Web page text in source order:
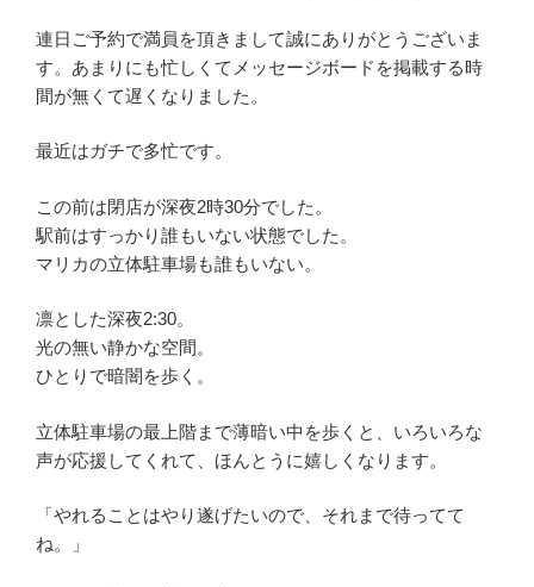
連日ご予約で満員を頂きまして誠にありがとうございま
す。あまりにも忙しくてメッセージボードを掲載する時
間が無くて遅くなりました。
最近はガチで多忙です。
この前は閉店が深夜2時30分でした。
駅前はすっかり誰もいない状態でした。
マリカの立体駐車場も誰もいない。
凛とした深夜2:30。
光の無い静かな空間。
ひとりで暗闇を歩く。
立体駐車場の最上階まで薄暗い中を歩くと、いろいろな
声が応援してくれて、ほんとうに嬉しくなります。
「やれることはやり遂げたいので、それまで待ってて
ね。」